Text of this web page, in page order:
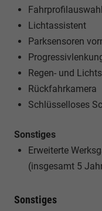
Fahrprofilauswahl
Lichtassistent
Parksensoren
Regen- und
Rückfahrkamera
Schlüsselloses
Sonstiges
Erweiterte
(insgesamt 5
Sonstiges